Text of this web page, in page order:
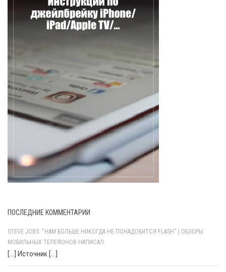
ПОСЛЕДНИЕ КОММЕНТАРИИ
STEVE JOBS: "НАМ БОЛЬШЕ НИКОГДА НЕ ПОНАДОБИТСЯ FLASH" | ОБЗОРЫ
МОБИЛЬНЫХ ТЕЛЕФОНОВ НАПИСАЛ:
[…] Источник […]